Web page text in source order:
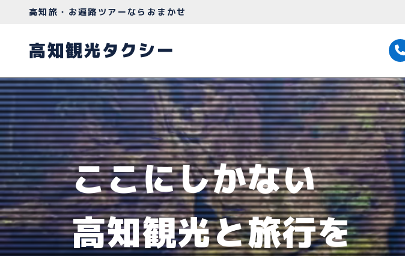
高知観光タクシー
高知旅・お遍路ツアーならおまかせ
高知観光タクシー
ここにしかない
高知観光と旅行を